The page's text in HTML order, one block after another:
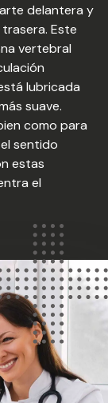
delantera y
Este
vertebral
lubricada
suave.
como para
sentido
estas
el